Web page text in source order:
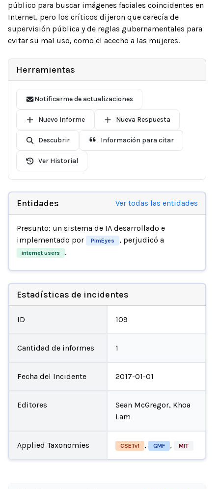
público para buscar imágenes faciales coincidentes en
Internet, pero los críticos dijeron que carecía de
supervisión pública y de reglas gubernamentales para
evitar su mal uso, como el acecho a las mujeres.
Herramientas
Notificarme de actualizaciones
Nuevo Informe Nueva Respuesta
Descubrir Información para citar
Ver Historial
Entidades Ver todas las entidades
Presunto: un sistema de IA desarrollado e
implementado por
PimEyes , perjudicó a
internet users .
Estadísticas de incidentes
ID 109
Cantidad de informes 1
Fecha del Incidente 2017-01-01
Editores
Sean McGregor, Khoa
Lam
Applied Taxonomies CSETv1 , GMF , MIT